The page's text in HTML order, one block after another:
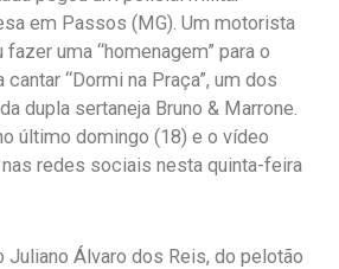
em Passos (MG). Um motorista
uma “homenagem” para o
“Dormi na Praça”, um dos
dupla sertaneja Bruno & Marrone.
último domingo (18) e o vídeo
redes sociais nesta quinta-feira
Juliano Álvaro dos Reis, do pelotão